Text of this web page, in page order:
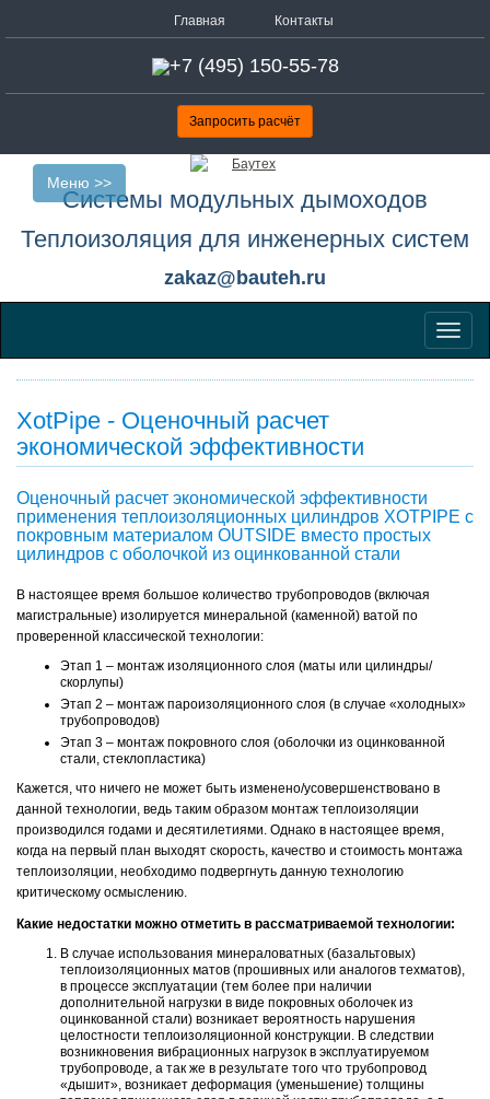
Главная Контакты
+7 (495) 150-55-78
Запросить расчёт
Системы модульных дымоходов
Теплоизоляция для инженерных систем
zakaz@bauteh.ru
Меню
Меню >>
XotPipe - Оценочный расчет
экономической эффективности
Оценочный расчет экономической эффективности
применения теплоизоляционных цилиндров XOTPIPE с
покровным материалом OUTSIDE вместо простых
цилиндров с оболочкой из оцинкованной стали
В настоящее время большое количество трубопроводов (включая
магистральные) изолируется минеральной (каменной) ватой по
проверенной классической технологии:
Этап 1 – монтаж изоляционного слоя (маты или цилиндры/
скорлупы)
Этап 2 – монтаж пароизоляционного слоя (в случае «холодных»
трубопроводов)
Этап 3 – монтаж покровного слоя (оболочки из оцинкованной
стали, стеклопластика)
Кажется, что ничего не может быть изменено/усовершенствовано в
данной технологии, ведь таким образом монтаж теплоизоляции
производился годами и десятилетиями. Однако в настоящее время,
когда на первый план выходят скорость, качество и стоимость монтажа
теплоизоляции, необходимо подвергнуть данную технологию
критическому осмыслению.
Какие недостатки можно отметить в рассматриваемой технологии:
В случае использования минераловатных (базальтовых)
теплоизоляционных матов (прошивных или аналогов техматов),
в процессе эксплуатации (тем более при наличии
дополнительной нагрузки в виде покровных оболочек из
оцинкованной стали) возникает вероятность нарушения
целостности теплоизоляционной конструкции. В следствии
возникновения вибрационных нагрузок в эксплуатируемом
трубопроводе, а так же в результате того что трубопровод
«дышит», возникает деформация (уменьшение) толщины